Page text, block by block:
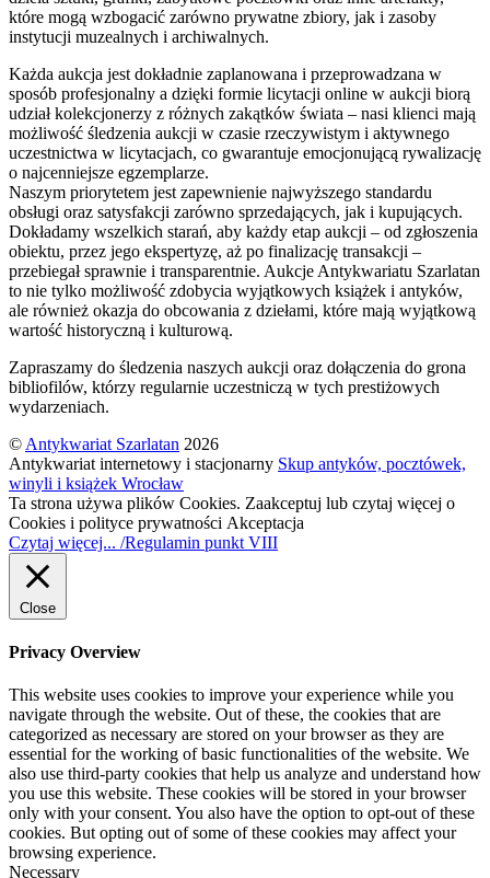
które mogą wzbogacić zarówno prywatne zbiory, jak i zasoby
instytucji muzealnych i archiwalnych.
Każda aukcja jest dokładnie zaplanowana i przeprowadzana w
sposób profesjonalny a dzięki formie licytacji online w aukcji biorą
udział kolekcjonerzy z różnych zakątków świata – nasi klienci mają
możliwość śledzenia aukcji w czasie rzeczywistym i aktywnego
uczestnictwa w licytacjach, co gwarantuje emocjonującą rywalizację
o najcenniejsze egzemplarze.
Naszym priorytetem jest zapewnienie najwyższego standardu
obsługi oraz satysfakcji zarówno sprzedających, jak i kupujących.
Dokładamy wszelkich starań, aby każdy etap aukcji – od zgłoszenia
obiektu, przez jego ekspertyzę, aż po finalizację transakcji –
przebiegał sprawnie i transparentnie. Aukcje Antykwariatu Szarlatan
to nie tylko możliwość zdobycia wyjątkowych książek i antyków,
ale również okazja do obcowania z dziełami, które mają wyjątkową
wartość historyczną i kulturową.
Zapraszamy do śledzenia naszych aukcji oraz dołączenia do grona
bibliofilów, którzy regularnie uczestniczą w tych prestiżowych
wydarzeniach.
© Antykwariat Szarlatan 2026
Antykwariat internetowy i stacjonarny Skup antyków, pocztówek,
winyli i książek Wrocław
Ta strona używa plików Cookies. Zaakceptuj lub czytaj więcej o
Cookies i polityce prywatności Akceptacja
Czytaj więcej... /Regulamin punkt VIII
Close
Privacy Overview
This website uses cookies to improve your experience while you
navigate through the website. Out of these, the cookies that are
categorized as necessary are stored on your browser as they are
essential for the working of basic functionalities of the website. We
also use third-party cookies that help us analyze and understand how
you use this website. These cookies will be stored in your browser
only with your consent. You also have the option to opt-out of these
cookies. But opting out of some of these cookies may affect your
browsing experience.
Necessary